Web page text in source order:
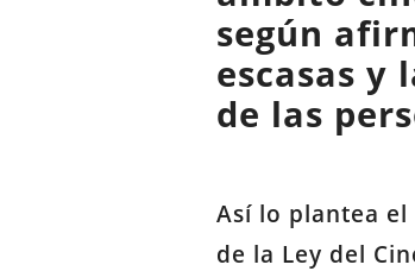
según
escasas y
de las
Así lo plantea
de la Ley del